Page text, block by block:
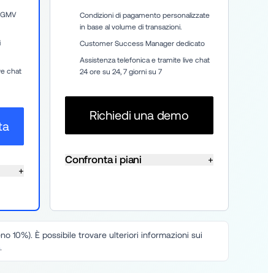
chat
+
Condizioni di pagamento personalizzate
in base al volume di transazioni.
Customer Success Manager dedicato
Assistenza telefonica e tramite live chat
24 ore su 24, 7 giorni su 7
Richiedi una demo
Confronta i piani +
10%). È possibile trovare ulteriori informazioni sui
.